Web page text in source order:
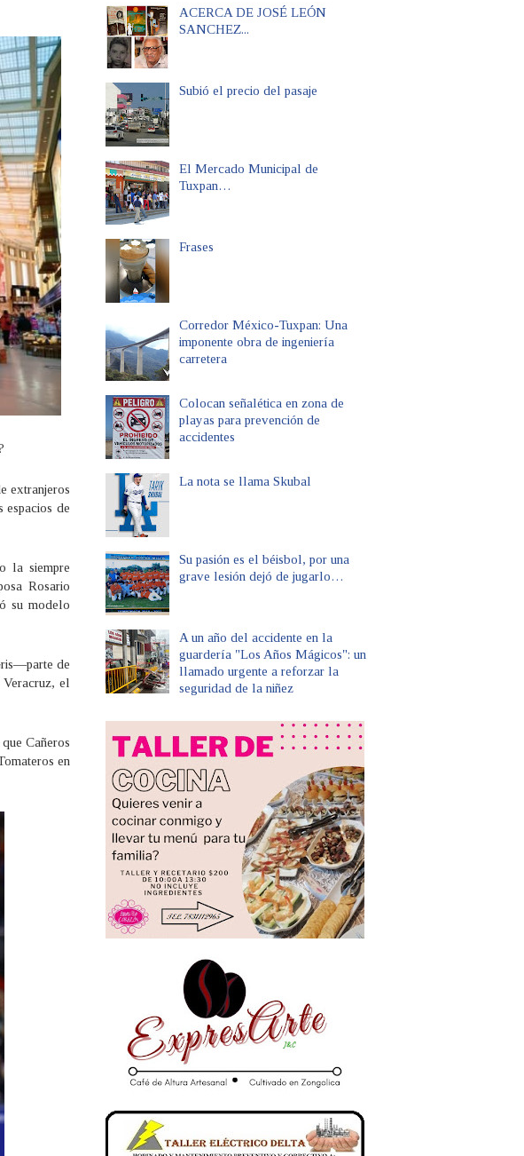
extranjeros
espacios de
la siempre
Rosario
su modelo
de
el
Cañeros
en
ACERCA DE JOSÉ LEÓN
SANCHEZ...
Subió el precio del pasaje
El Mercado Municipal de
Tuxpan…
Frases
Corredor México-Tuxpan: Una
imponente obra de ingeniería
carretera
Colocan señalética en zona de
playas para prevención de
accidentes
La nota se llama Skubal
Su pasión es el béisbol, por una
grave lesión dejó de jugarlo…
A un año del accidente en la
guardería "Los Años Mágicos": un
llamado urgente a reforzar la
seguridad de la niñez